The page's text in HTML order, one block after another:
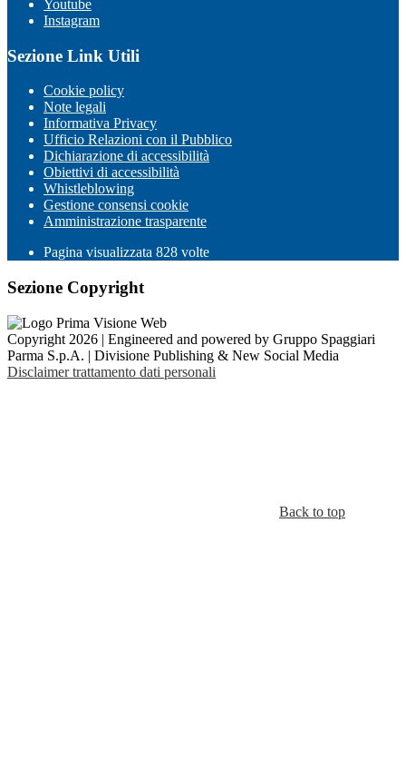
Youtube
Instagram
Sezione Link Utili
Cookie policy
Note legali
Informativa Privacy
Ufficio Relazioni con il Pubblico
Dichiarazione di accessibilità
Obiettivi di accessibilità
Whistleblowing
Gestione consensi cookie
Amministrazione trasparente
Pagina visualizzata 828 volte
Sezione Copyright
Copyright 2026 | Engineered and powered by Gruppo Spaggiari
Parma S.p.A. | Divisione Publishing & New Social Media
Disclaimer trattamento dati personali
Back to top